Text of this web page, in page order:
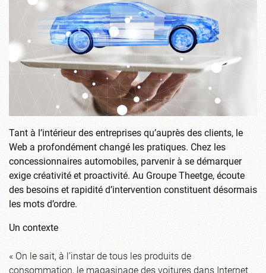
Tant à l’intérieur des entreprises qu’auprès des clients, le
Web a profondément changé les pratiques. Chez les
concessionnaires automobiles, parvenir à se démarquer
exige créativité et proactivité. Au Groupe Theetge, écoute
des besoins et rapidité d’intervention constituent désormais
les mots d’ordre.
Un contexte
« On le sait, à l’instar de tous les produits de
consommation, le magasinage des voitures dans Internet